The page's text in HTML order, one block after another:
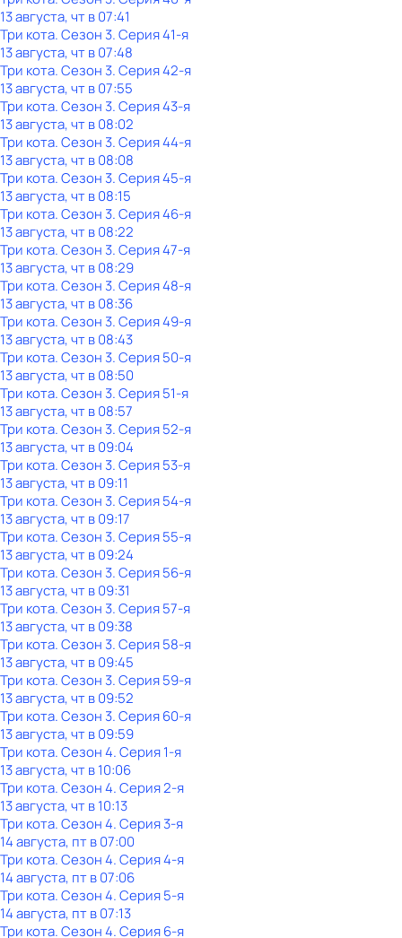
13 августа, чт в 07:41
Три кота. Сезон 3. Серия 41-я
13 августа, чт в 07:48
Три кота. Сезон 3. Серия 42-я
13 августа, чт в 07:55
Три кота. Сезон 3. Серия 43-я
13 августа, чт в 08:02
Три кота. Сезон 3. Серия 44-я
13 августа, чт в 08:08
Три кота. Сезон 3. Серия 45-я
13 августа, чт в 08:15
Три кота. Сезон 3. Серия 46-я
13 августа, чт в 08:22
Три кота. Сезон 3. Серия 47-я
13 августа, чт в 08:29
Три кота. Сезон 3. Серия 48-я
13 августа, чт в 08:36
Три кота. Сезон 3. Серия 49-я
13 августа, чт в 08:43
Три кота. Сезон 3. Серия 50-я
13 августа, чт в 08:50
Три кота. Сезон 3. Серия 51-я
13 августа, чт в 08:57
Три кота. Сезон 3. Серия 52-я
13 августа, чт в 09:04
Три кота. Сезон 3. Серия 53-я
13 августа, чт в 09:11
Три кота. Сезон 3. Серия 54-я
13 августа, чт в 09:17
Три кота. Сезон 3. Серия 55-я
13 августа, чт в 09:24
Три кота. Сезон 3. Серия 56-я
13 августа, чт в 09:31
Три кота. Сезон 3. Серия 57-я
13 августа, чт в 09:38
Три кота. Сезон 3. Серия 58-я
13 августа, чт в 09:45
Три кота. Сезон 3. Серия 59-я
13 августа, чт в 09:52
Три кота. Сезон 3. Серия 60-я
13 августа, чт в 09:59
Три кота. Сезон 4. Серия 1-я
13 августа, чт в 10:06
Три кота. Сезон 4. Серия 2-я
13 августа, чт в 10:13
Три кота. Сезон 4. Серия 3-я
14 августа, пт в 07:00
Три кота. Сезон 4. Серия 4-я
14 августа, пт в 07:06
Три кота. Сезон 4. Серия 5-я
14 августа, пт в 07:13
Три кота. Сезон 4. Серия 6-я